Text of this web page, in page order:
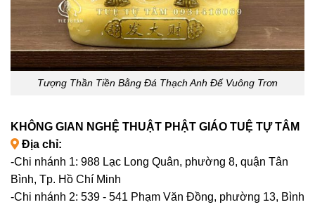
Tượng Thần Tiền Bằng Đá Thạch Anh Đế Vuông Trơn
KHÔNG GIAN NGHỆ THUẬT PHẬT GIÁO TUỆ TỰ TÂM
Địa chỉ:
-Chi nhánh 1: 988 Lạc Long Quân, phường 8, quận Tân
Bình, Tp. Hồ Chí Minh
-Chi nhánh 2: 539 - 541 Phạm Văn Đồng, phường 13, Bình